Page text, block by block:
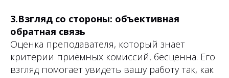
3.Взгляд со стороны: объективная
обратная связь
Оценка преподавателя, который знает
критерии приёмных комиссий, бесценна. Его
взгляд помогает увидеть вашу работу так, как